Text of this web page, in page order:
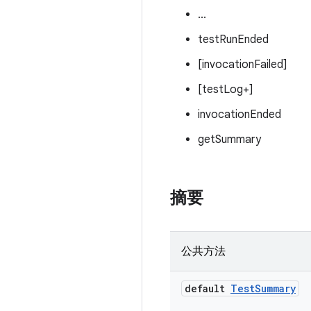
...
testRunEnded
[invocationFailed]
[testLog+]
invocationEnded
getSummary
摘要
公共方法
default TestSummary